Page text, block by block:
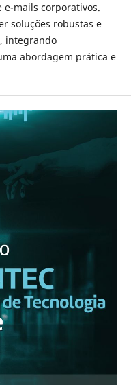
mails corporativos.
soluções robustas e
integrando
abordagem prática e